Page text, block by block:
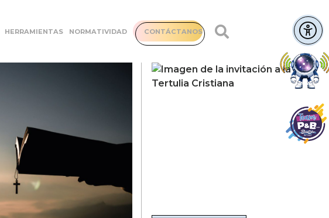
HERRAMIENTAS NORMATIVIDAD CONTÁCTANOS